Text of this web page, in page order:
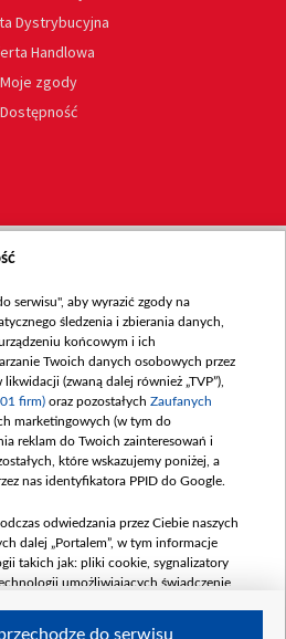
Dystrybucyjna
Handlowa
Moje zgody
Dostępność
serwisu", aby wyrazić zgody na
śledzenia i zbierania danych,
końcowym i ich
Twoich danych osobowych przez
(zwaną dalej również „TVP”),
firm) oraz pozostałych Zaufanych
marketingowych (w tym do
reklam do Twoich zainteresowań i
które wskazujemy poniżej, a
nas identyfikatora PPID do Google.
odwiedzania przez Ciebie naszych
dalej „Portalem”, w tym informacje
takich jak: pliki cookie, sygnalizatory
umożliwiających świadczenie
do serwisu